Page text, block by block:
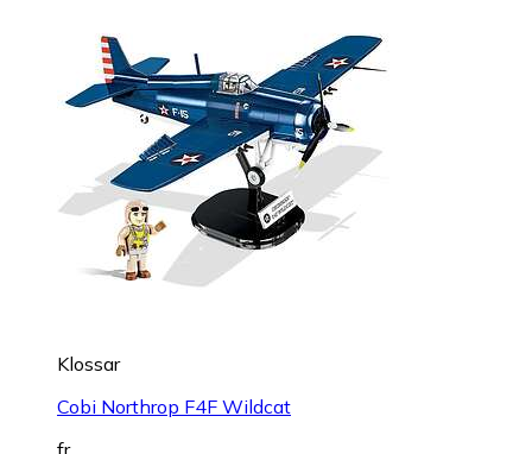
Klossar
Cobi Northrop F4F Wildcat
fr.